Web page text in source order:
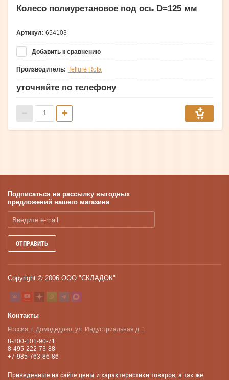
Колесо полиуретановое под ось D=125 мм
Артикул: 654103
Добавить к сравнению
Производитель: Tellure Rota
уточняйте по телефону
Подписаться на рассылку выгодных
предложений нашего магазина
ОТПРАВИТЬ
Copyright © 2006 ООО "СКЛАДОК"
Контакты
Россия, г. Домодедово, ул. Индустриальная д. 1
8-800-101-90-71
8-495-222-73-88
+7-985-763-86-86
Приведенные на сайте цены и характеристики товаров, а так же